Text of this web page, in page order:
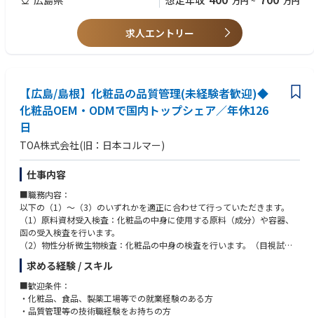
※業界・職種未経験OK
※研究開発のご経験が無い方でも、開発部部長代行の直下で業務の習得を
サポートします
求人エントリー
【広島/島根】化粧品の品質管理(未経験者歓迎)◆
化粧品OEM・ODMで国内トップシェア／年休126
日
TOA株式会社(旧：日本コルマー)
仕事内容
■職務内容：
以下の（1）～（3）のいずれかを適正に合わせて行っていただきます。
（1）原料資材受入検査：化粧品の中身に使用する原料（成分）や容器、
函の受入検査を行います。
（2）物性分析微生物検査：化粧品の中身の検査を行います。（目視試
験、官能試験、検査機器を用いた試験）
（3）工程検査：化粧品の中身を容器につめる工程の検査を行います。
さらに以下も基本職務になります。
・仕入業者対応や社内外への連絡
・現場との各種折衝業務及び品質改善活動
求める経験 / スキル
■歓迎条件：
・化粧品、食品、製薬工場等での就業経験のある方
・品質管理等の技術職経験をお持ちの方